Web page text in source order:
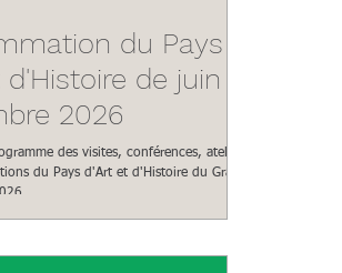
du Pays
de juin à
2026
des visites, conférences, ateliers
du Pays d'Art et d'Histoire du Grand